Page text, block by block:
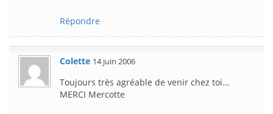
Répondre
Colette 14 juin 2006
Toujours très agréable de venir chez toi…
MERCI Mercotte